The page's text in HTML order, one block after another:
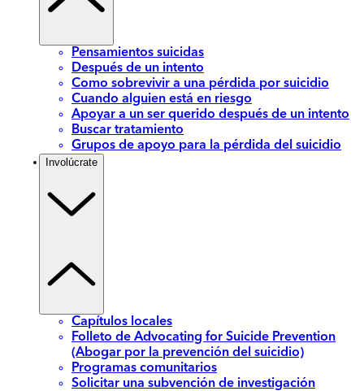
Pensamientos suicidas
Después de un intento
Como sobrevivir a una pérdida por suicidio
Cuando alguien está en riesgo
Apoyar a un ser querido después de un intento
Buscar tratamiento
Grupos de apoyo para la pérdida del suicidio
Involúcrate
Capítulos locales
Folleto de Advocating for Suicide Prevention
(Abogar por la prevención del suicidio)
Programas comunitarios
Solicitar una subvención de investigación